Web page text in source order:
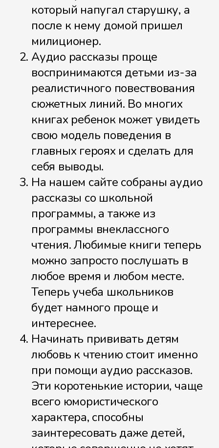
который напугал старушку, а
после к нему домой пришел
милиционер.
Аудио рассказы проще
воспринимаются детьми из-за
реалистичного повествования
сюжетных линий. Во многих
книгах ребенок может увидеть
свою модель поведения в
главных героях и сделать для
себя выводы.
На нашем сайте собраны аудио
рассказы со школьной
программы, а также из
программы внеклассного
чтения. Любимые книги теперь
можно запросто послушать в
любое время и любом месте.
Теперь учеба школьников
будет намного проще и
интереснее.
Начинать прививать детям
любовь к чтению стоит именно
при помощи аудио рассказов.
Эти коротенькие истории, чаще
всего юмористического
характера, способны
заинтересовать даже детей,